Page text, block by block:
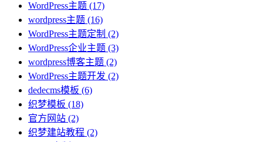
WordPress主题 (17)
wordpress主题 (16)
WordPress主题定制 (2)
WordPress企业主题 (3)
wordpress博客主题 (2)
WordPress主题开发 (2)
dedecms模板 (6)
织梦模板 (18)
官方网站 (2)
织梦建站教程 (2)